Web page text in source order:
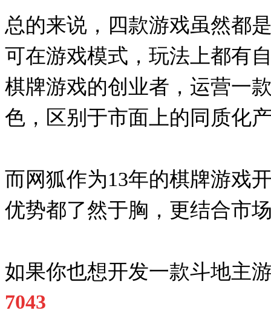
总的来说，四款游戏虽然都
可在游戏模式，玩法上都有
棋牌游戏的创业者，运营一
色，区别于市面上的同质化
而网狐作为13年的棋牌游戏
优势都了然于胸，更结合市
如果你也想开发一款斗地主
7043